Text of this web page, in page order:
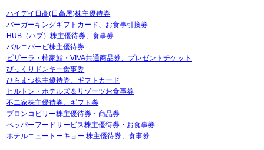
ハイデイ日高(日高屋)株主優待券
バーガーキングギフトカード、お食事引換券
HUB（ハブ）株主優待券、食事券
バルニバービ株主優待券
ピザーラ・柿家鮨・VIVA共通商品券、プレゼントチケット
びっくりドンキー食事券
ひらまつ株主優待券、ギフトカード
ヒルトン・ホテルズ＆リゾーツお食事券
不二家株主優待券、ギフト券
ブロンコビリー株主優待券・商品券
ペッパーフードサービス株主優待券・お食事券
ホテルニュートーキョー 株主優待券、食事券